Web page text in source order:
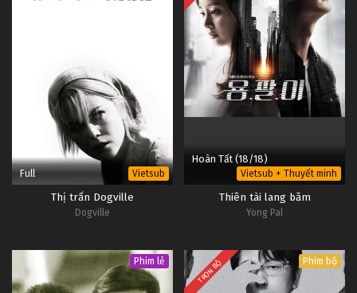
Full Vietsub
Thị trấn Dogville
Dogville
Hoàn Tất (18/18)
Vietsub + Thuyết minh
Thiên tài lang băm
Yong Pal
Phim lẻ TRỌN BỘ Phim bộ